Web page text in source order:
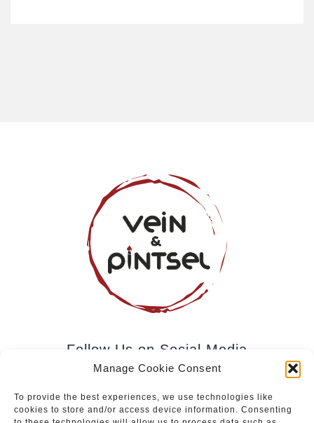
Manage Cookie Consent
To provide the best experiences, we use technologies like
cookies to store and/or access device information. Consenting
Follow Us on Social Media
Subscribe to our newsletter.